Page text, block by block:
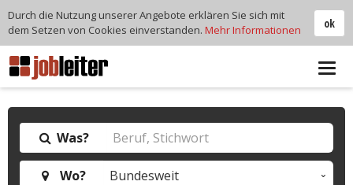
Was?
Wo?
ok
Durch die Nutzung unserer Angebote erklären Sie sich mit
dem Setzen von Cookies einverstanden. Mehr Informationen